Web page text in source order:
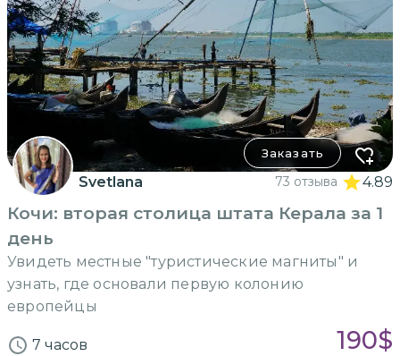
Заказать
Svetlana 73 отзыва 4.89
Кочи: вторая столица штата Керала за 1
день
Увидеть местные "туристические магниты" и
узнать, где основали первую колонию
европейцы
7 часов 190$